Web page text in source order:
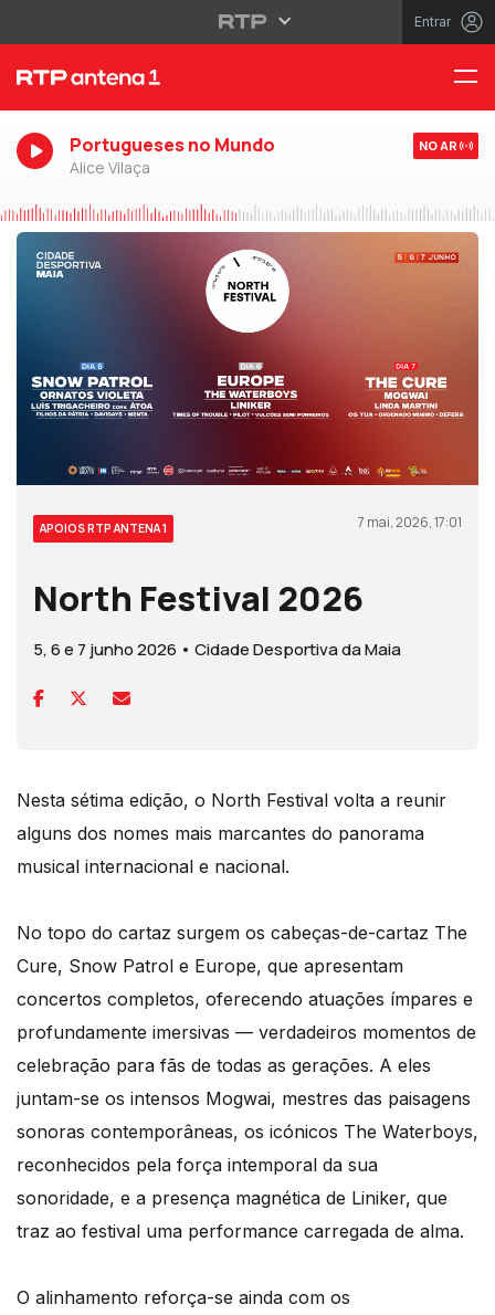
Entrar
Portugueses no Mundo
Alice Vilaça
NO AR
APOIOS RTP ANTENA 1 7 mai, 2026, 17:01
North Festival 2026
5, 6 e 7 junho 2026 • Cidade Desportiva da Maia
Nesta sétima edição, o North Festival volta a reunir
alguns dos nomes mais marcantes do panorama
musical internacional e nacional.
No topo do cartaz surgem os cabeças-de-cartaz The
Cure, Snow Patrol e Europe, que apresentam
concertos completos, oferecendo atuações ímpares e
profundamente imersivas — verdadeiros momentos de
celebração para fãs de todas as gerações. A eles
juntam-se os intensos Mogwai, mestres das paisagens
sonoras contemporâneas, os icónicos The Waterboys,
reconhecidos pela força intemporal da sua
sonoridade, e a presença magnética de Liniker, que
traz ao festival uma performance carregada de alma.
O alinhamento reforça-se ainda com os